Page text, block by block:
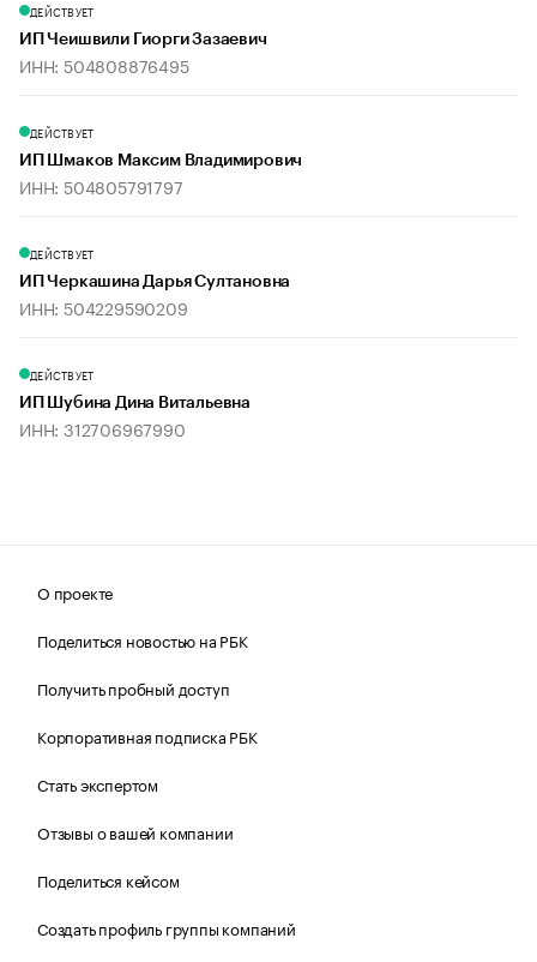
ДЕЙСТВУЕТ
ИП Чеишвили Гиорги Зазаевич
ИНН: 504808876495
ДЕЙСТВУЕТ
ИП Шмаков Максим Владимирович
ИНН: 504805791797
ДЕЙСТВУЕТ
ИП Черкашина Дарья Султановна
ИНН: 504229590209
ДЕЙСТВУЕТ
ИП Шубина Дина Витальевна
ИНН: 312706967990
О проекте
Поделиться новостью на РБК
Получить пробный доступ
Корпоративная подписка РБК
Стать экспертом
Отзывы о вашей компании
Поделиться кейсом
Создать профиль группы компаний